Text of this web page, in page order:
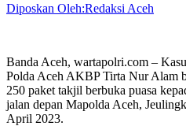
Diposkan Oleh:Redaksi Aceh
Banda Aceh, wartapolri.com –
Polda Aceh AKBP Tirta Nur Alam
250 paket takjil berbuka puasa
jalan depan Mapolda Aceh,
April 2023.